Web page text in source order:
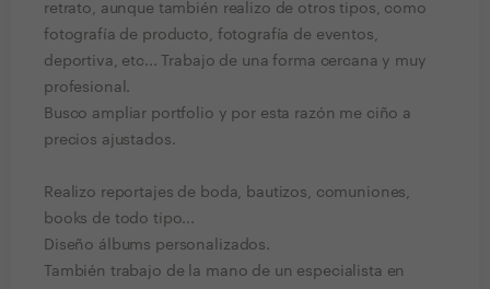
retrato, aunque también realizo de otros tipos, como
fotografía de producto, fotografía de eventos,
deportiva, etc... Trabajo de una forma cercana y muy
profesional.
Busco ampliar portfolio y por esta razón me ciño a
precios ajustados.
Realizo reportajes de boda, bautizos, comuniones,
books de todo tipo...
Diseño álbums personalizados.
También trabajo de la mano de un especialista en